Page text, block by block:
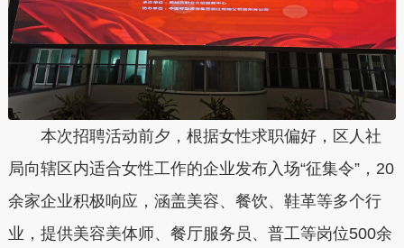
本次招聘活动前夕，根据女性求职偏好，区人社
局向辖区内适合女性工作的企业发布入场“征集令”，20
余家企业积极响应，涵盖美容、餐饮、鞋革等多个行
业，提供美容美体师、餐厅服务员、普工等岗位500余